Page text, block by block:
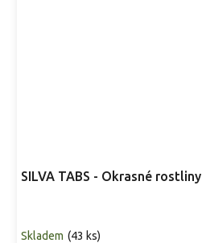
SILVA TABS - Okrasné rostliny
Skladem (43 ks)